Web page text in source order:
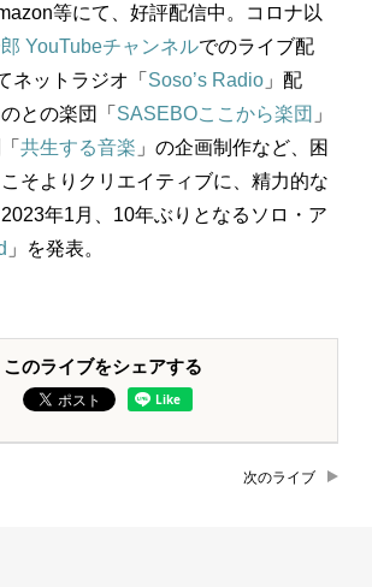
等にて、好評配信中。コロナ以
YouTubeチャンネルでのライブ配
ネットラジオ「 Soso’s Radio 」配
との楽団「 SASEBOここから楽団 」
共生する音楽 」の企画制作など、困
そよりクリエイティブに、精力的な
年1月、10年ぶりとなるソロ・ア
」を発表。
このライブをシェアする
次のライブ